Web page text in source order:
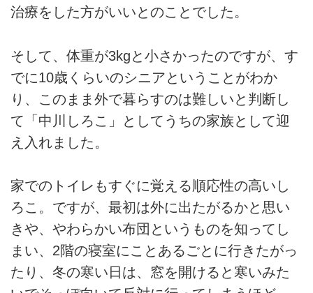
治療をした方がいいとのことでした。
そして、体重が3kgと小さかったのですが、す
でに10歳くらいのシニアということがわか
り、このまま外で暮らすのは難しいと判断し
て「中川しろこ」としてうちの家族として迎
え入れました。
家でのトイレもすぐに覚える順応性の高いし
ろこ。ですが、最初は外に出たがるかと思い
きや、やわらかい布団というものを知ってし
まい、2階の寝室にことあるごとに行きたがっ
たり、冬の寒い日は、窓を開けると寒いみた